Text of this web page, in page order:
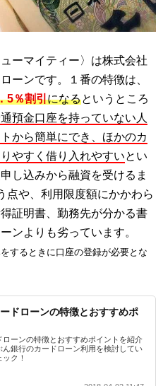
ーマイティー〉は株式会社
ーンです。１番の特徴は、
5％割引になるというところ
預金口座を持っていない人
から簡単にでき、ほかのカ
やすく借り入れやすいとい
し込みから融資を受けるま
点や、利用限度額にかかわら
証明書、勤務先が分かる書
ンよりも劣っています。
するときに口座の登録が必要とな
ドローンの特徴とおすすめポ
ローンの特徴とおすすめポイントを紹介
ん銀行のカードローン利用を検討してい
ク！